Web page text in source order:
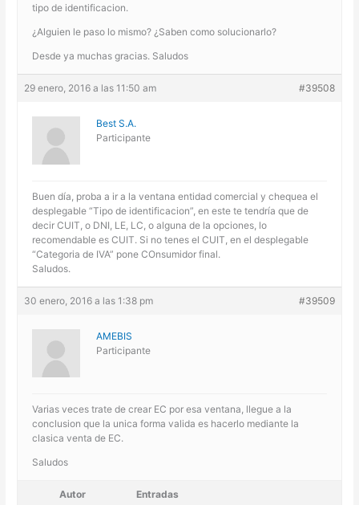
tipo de identificacion.
¿Alguien le paso lo mismo? ¿Saben como solucionarlo?
Desde ya muchas gracias. Saludos
29 enero, 2016 a las 11:50 am #39508
Best S.A.
Participante
Buen día, proba a ir a la ventana entidad comercial y chequea el
desplegable “Tipo de identificacion”, en este te tendría que de
decir CUIT, o DNI, LE, LC, o alguna de la opciones, lo
recomendable es CUIT. Si no tenes el CUIT, en el desplegable
“Categoria de IVA” pone COnsumidor final.
Saludos.
30 enero, 2016 a las 1:38 pm #39509
AMEBIS
Participante
Varias veces trate de crear EC por esa ventana, llegue a la
conclusion que la unica forma valida es hacerlo mediante la
clasica venta de EC.
Saludos
Autor Entradas